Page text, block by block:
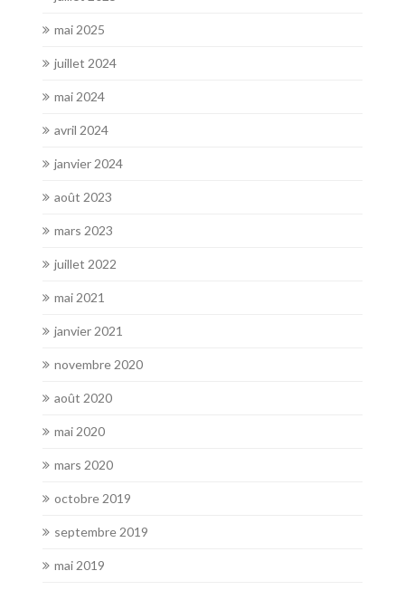
mai 2025
juillet 2024
mai 2024
avril 2024
janvier 2024
août 2023
mars 2023
juillet 2022
mai 2021
janvier 2021
novembre 2020
août 2020
mai 2020
mars 2020
octobre 2019
septembre 2019
mai 2019